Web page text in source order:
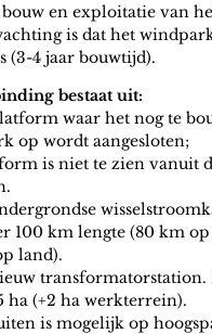
en exploitatie van
is dat het
(3-4 jaar bouwtijd).
bestaat uit:
waar het nog te
op wordt aangesloten;
is niet te zien vanuit
100 km lengte (80 km
land).
transformatorstation.
ha (+2 ha werkterrein).
is mogelijk op